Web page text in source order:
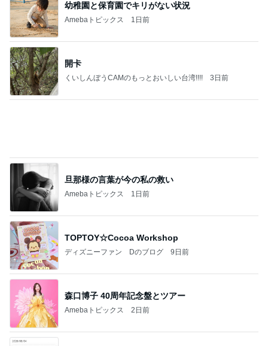
幼稚園と保育園でキリがない状況
Amebaトピックス 1日前
開卡
くいしんぼうCAMのもっとおいしい台湾!!!! 3日前
TOPTOY☆Cocoa Workshop
ディズニーファン Dのブログ
森口博子 40周年記念盤とツアー
Amebaトピックス 2日前
有名なのかな！？
だいたひかるオフィシャルブログ Powered by Ame